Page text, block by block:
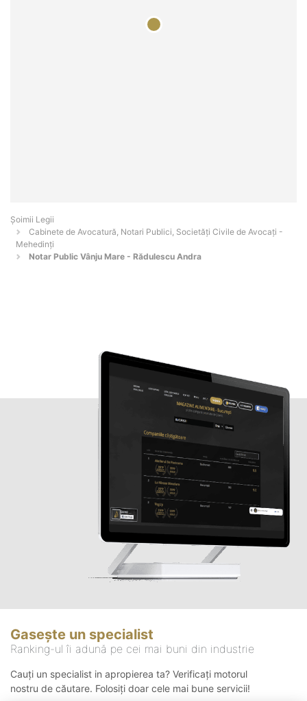
Șoimii Legii
Cabinete de Avocatură, Notari Publici, Societăți Civile de Avocați -
Mehedinţi
Notar Public Vânju Mare - Rădulescu Andra
Gasește un specialist
Ranking-ul îi adună pe cei mai buni din industrie
Cauți un specialist in apropierea ta? Verificați motorul
nostru de căutare. Folosiți doar cele mai bune servicii!